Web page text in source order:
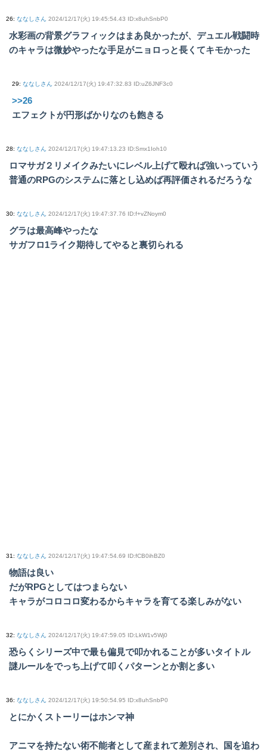
26: ななしさん 2024/12/17(火) 19:45:54.43 ID:x8uhSnbP0
水彩画の背景グラフィックはまあ良かったが、デュエル戦闘時
のキャラは微妙やったな手足がニョロっと長くてキモかった
29: ななしさん 2024/12/17(火) 19:47:32.83 ID:uZ6JNF3c0
>>26
エフェクトが円形ばかりなのも飽きる
28: ななしさん 2024/12/17(火) 19:47:13.23 ID:Smx1Ioh10
ロマサガ２リメイクみたいにレベル上げて殴れば強いっていう
普通のRPGのシステムに落とし込めば再評価されるだろうな
30: ななしさん 2024/12/17(火) 19:47:37.76 ID:f+vZNoym0
グラは最高峰やったな
サガフロ1ライク期待してやると裏切られる
31: ななしさん 2024/12/17(火) 19:47:54.69 ID:fCB0ihBZ0
物語は良い
だがRPGとしてはつまらない
キャラがコロコロ変わるからキャラを育てる楽しみがない
32: ななしさん 2024/12/17(火) 19:47:59.05 ID:LkW1v5Wj0
恐らくシリーズ中で最も偏見で叩かれることが多いタイトル
謎ルールをでっち上げて叩くパターンとか割と多い
36: ななしさん 2024/12/17(火) 19:50:54.95 ID:x8uhSnbP0
とにかくストーリーはホンマ神
アニマを持たない術不能者として産まれて差別され、国を追わ